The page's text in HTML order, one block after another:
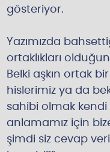
gösteriyor.
Yazımızda
ortaklıkları
Belki aşkın ortak
hislerimiz ya da
sahibi olmak
anlamamız için
şimdi siz cevap